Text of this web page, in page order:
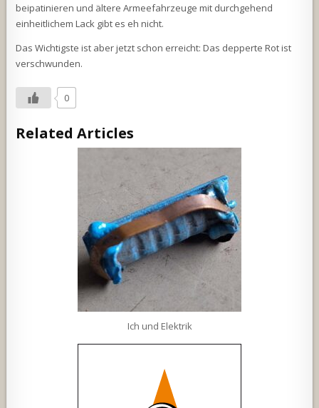
beipatinieren und ältere Armeefahrzeuge mit durchgehend
einheitlichem Lack gibt es eh nicht.
Das Wichtigste ist aber jetzt schon erreicht: Das depperte Rot ist
verschwunden.
0
Related Articles
Ich und Elektrik